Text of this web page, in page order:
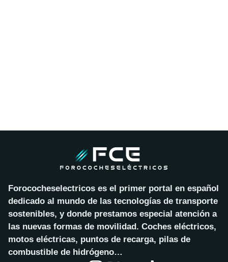
Forococheselectricos es el primer portal en español
dedicado al mundo de las tecnologías de transporte
sostenibles, y donde prestamos especial atención a
las nuevas formas de movilidad. Coches eléctricos,
motos eléctricas, puntos de recarga, pilas de
combustible de hidrógeno…